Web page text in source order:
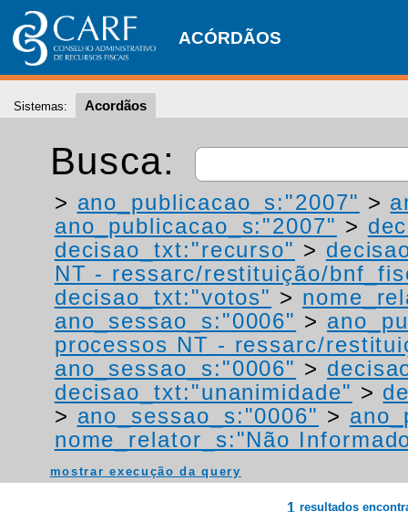
ACÓRDÃOS
Sistemas: Acordãos
Busca:
> ano_publicacao_s:"2007" >
ano_publicacao_s:"2007" >
decisao_txt:"recurso" >
NT - ressarc/restituição/
decisao_txt:"votos" >
ano_sessao_s:"0006" >
processos NT - ressarc/
ano_sessao_s:"0006" >
decisao_txt:"unanimidade" >
> ano_sessao_s:"0006" >
nome_relator_s:"Não
mostrar execução da query
1 resultados